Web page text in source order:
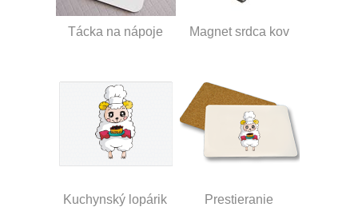
Tácka na nápoje Magnet srdca kov
Kuchynský lopárik Prestieranie